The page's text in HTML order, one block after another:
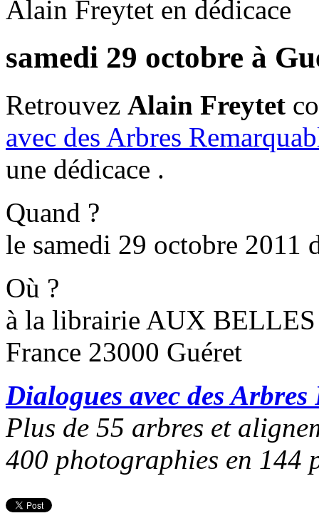
Alain Freytet en dédicace
samedi 29 octobre à
Retrouvez Alain Freytet
avec des Arbres
une dédicace .
Quand ?
le samedi 29 octobre 2011
Où ?
à la librairie AUX
France 23000 Guéret
Dialogues avec des
Plus de 55 arbres et
400 photographies en 144